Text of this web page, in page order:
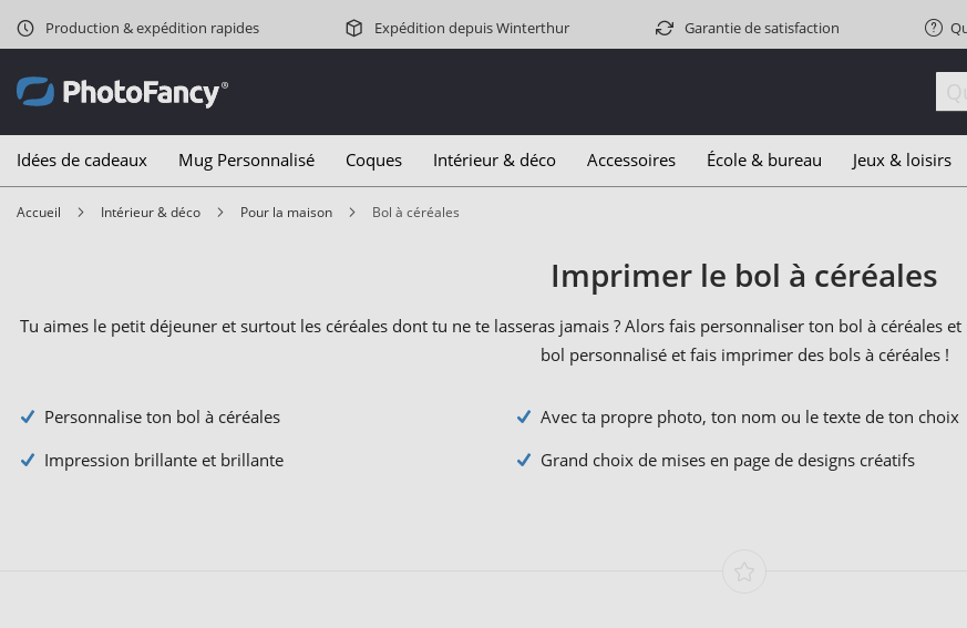
Production & expédition rapides Expédition depuis Winterthur Garantie de satisfaction
Idées de cadeaux Mug Personnalisé Coques Intérieur & déco Accessoires École & bureau Jeux & loisirs
Accueil Intérieur & déco Pour la maison Bol à céréales
Imprimer le bol à céréales
Tu aimes le petit déjeuner et surtout les céréales dont tu ne te lasseras jamais ? Alors fais personnaliser ton bol à
bol personnalisé et fais imprimer des bols à céréales !
Personnalise ton bol à céréales
Impression brillante et brillante
Avec ta propre photo, ton nom ou le texte de ton choix
Grand choix de mises en page de designs créatifs